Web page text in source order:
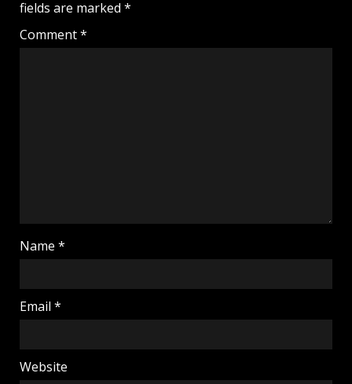
fields are marked *
Comment*
Name *
Email *
Website